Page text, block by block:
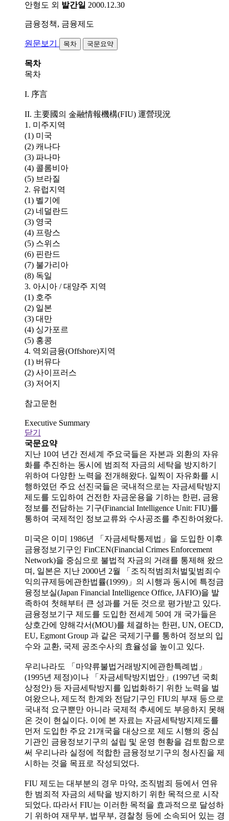
안형도 외 발간일 2000.12.30
금융정책, 금융제도
원문보기 목차 국문요약
목차
목차
I. 序言
II. 主要國의 金融情報機構(FIU) 運營現況
1. 미주지역
(1) 미국
(2) 캐나다
(3) 파나마
(4) 콜롬비아
(5) 브라질
2. 유럽지역
(1) 벨기에
(2) 네덜란드
(3) 영국
(4) 프랑스
(5) 스위스
(6) 핀란드
(7) 불가리아
(8) 독일
3. 아시아 / 대양주 지역
(1) 호주
(2) 일본
(3) 대만
(4) 싱가포르
(5) 홍콩
4. 역외금융(Offshore)지역
(1) 버뮤다
(2) 사이프러스
(3) 저어지
참고문헌
Executive Summary
닫기
국문요약
지난 10여 년간 전세계 주요국들은 자본과 외환의 자유
화를 추진하는 동시에 범죄적 자금의 세탁을 방지하기
위하여 다양한 노력을 전개해왔다. 일찍이 자유화를 시
행하였던 주요 선진국들은 국내적으로는 자금세탁방지
제도를 도입하여 건전한 자금운용을 기하는 한편, 금융
정보를 전담하는 기구(Financial Intelligence Unit: FIU)를
통하여 국제적인 정보교류와 수사공조를 추진하여왔다.
미국은 이미 1986년 「자금세탁통제법」을 도입한 이후
금융정보기구인 FinCEN(Financial Crimes Enforcement
Network)을 중심으로 불법적 자금의 거래를 통제해 왔으
며, 일본은 지난 2000년 2월 「조직적범죄처벌및범죄수
익의규제등에관한법률(1999)」의 시행과 동시에 특정금
융정보실(Japan Financial Intelligence Office, JAFIO)을 발
족하여 첫해부터 큰 성과를 거둔 것으로 평가받고 있다.
금융정보기구 제도를 도입한 전세계 50여 개 국가들은
상호간에 양해각서(MOU)를 체결하는 한편, UN, OECD,
EU, Egmont Group 과 같은 국제기구를 통하여 정보의 입
수와 교환, 국제 공조수사의 효율성을 높이고 있다.
우리나라도 「마약류불법거래방지에관한특례법」
(1995년 제정)이나 「자금세탁방지법안」(1997년 국회
상정안) 등 자금세탁방지를 입법화하기 위한 노력을 벌
여왔으나, 제도적 한계와 전담기구인 FIU의 부재 등으로
국내적 요구뿐만 아니라 국제적 추세에도 부응하지 못해
온 것이 현실이다. 이에 본 자료는 자금세탁방지제도를
먼저 도입한 주요 21개국을 대상으로 제도 시행의 중심
기관인 금융정보기구의 설립 및 운영 현황을 검토함으로
써 우리나라 실정에 적합한 금융정보기구의 청사진을 제
시하는 것을 목표로 작성되었다.
FIU 제도는 대부분의 경우 마약, 조직범죄 등에서 연유
한 범죄적 자금의 세탁을 방지하기 위한 목적으로 시작
되었다. 따라서 FIU는 이러한 목적을 효과적으로 달성하
기 위하여 재무부, 법무부, 경찰청 등에 소속되어 있는 경